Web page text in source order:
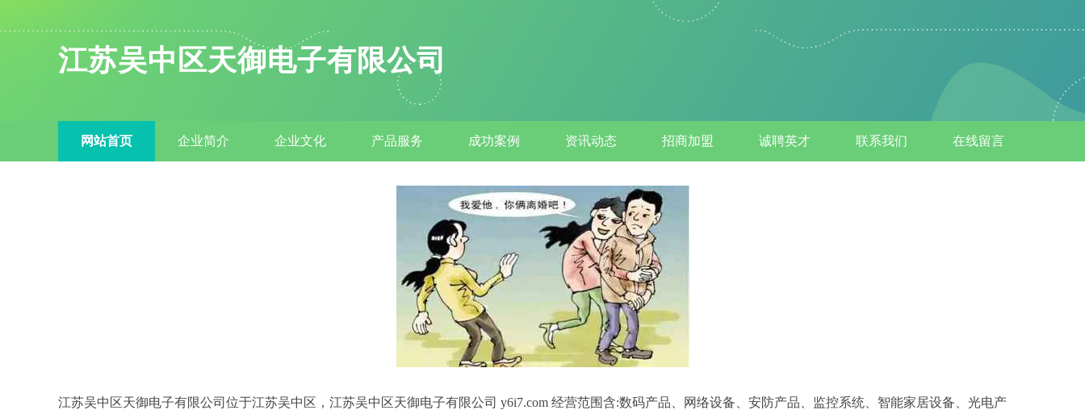
江苏吴中区天御电子有限公司
网站首页 企业简介 企业文化 产品服务 成功案例 资讯动态 招商加盟 诚聘英才 联系我们 在线留言
江苏吴中区天御电子有限公司位于江苏吴中区，江苏吴中区天御电子有限公司 y6i7.com 经营范围含:数码产品、网络设备、安防产品、监控系统、智能家居设备、光电产